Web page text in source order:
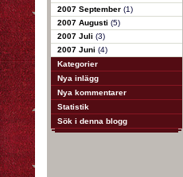
2007 September (1)
2007 Augusti (5)
2007 Juli (3)
2007 Juni (4)
Kategorier
Nya inlägg
Nya kommentarer
Statistik
Sök i denna blogg